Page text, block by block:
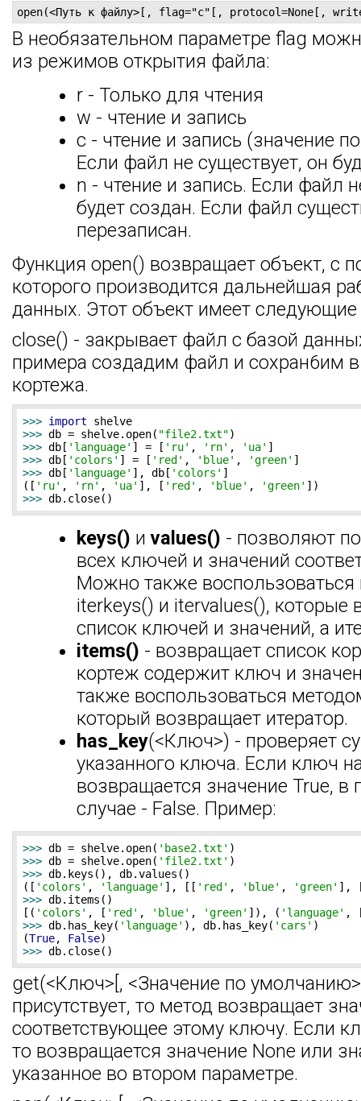
open(<Путь к файлу>[, flag="c"[, protocol=None[,
В необязательном параметре flag
из режимов открытия файла:
r - Только для чтения
w - чтение и запись
c - чтение и запись (значение
Если файл не существует, он
n - чтение и запись. Если файл
будет создан. Если файл
перезаписан.
Функция open() возвращает объект, с
которого производится дальнейшая
данных. Этот объект имеет
close() - закрывает файл с базой
примера создадим файл и сохран6им
кортежа.
>>> import
>>> db = shelve.open( "file2.txt"
>>> db[ 'language' ] = [ 'ru' , 'rn' , 'ua'
>>> db[ 'colors' ] = [ 'red' , 'blue' , 'green'
>>> db[ 'language' ], db[ 'colors' ]
([ 'ru' , 'rn' , 'ua' ], [ 'red' , 'blue' , 'green'
>>> db.close()
keys() иvalues() - позволяют
всех ключей и значений
Можно также
iterkeys() и itervalues(), которые
список ключей и значений, а
items() - возвращает список
кортеж содержит ключ и
также воспользоваться
который возвращает итератор.
has_key(<Ключ>) - проверяет
указанного ключа. Если ключ
возвращается значение True, в
случае - False. Пример:
>>> db = shelve.open( 'base2.txt'
>>> db = shelve.open( 'file2.txt'
>>> db.keys(), db.values()
([ 'colors' , 'language' ], [[ 'red' , 'blue' , 'green' ],
>>> db.items()
[( 'colors' , [ 'red' , 'blue' , 'green' ]), ( 'language' ,
>>> db.has_key( 'language' ), db.has_key( 'cars' )
(True, False
>>> db.close()
get(<Ключ>[, <Значение по
присутствует, то метод возвращает
соответствующее этому ключу. Если
то возвращается значение None или
указанное во втором параметре.